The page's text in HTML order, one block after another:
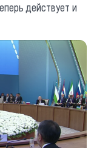
действует и